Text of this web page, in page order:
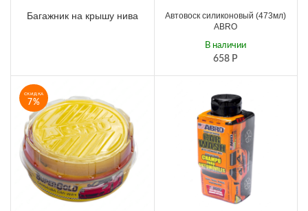
Багажник на крышу нива
Автовоск силиконовый (473мл)
ABRO
658 Р
В наличии
СКИДКА
7%